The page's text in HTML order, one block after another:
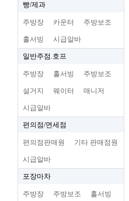
빵/제과
주방장 카운터 주방보조
홀서빙 시급알바
일반주점.호프
주방장 홀서빙 주방보조
설거지 웨이터 매니저
시급알바
편의점/면세점
편의점판매원 기타 판매점원
시급알바
포장마차
주방장 주방보조 홀서빙